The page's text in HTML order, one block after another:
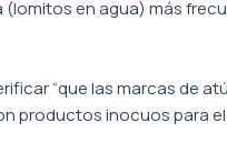
en agua) más
“que las marcas de
productos inocuos para